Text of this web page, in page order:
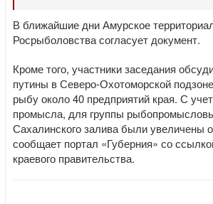
В ближайшие дни Амурское
Росрыболовства согласует документ.
Кроме того, участники заседания
путины в Северо-Охотоморской
рыбу около 40 предприятий края. С
промысла, для группы
Сахалинского залива были увеличены
сообщает портал «Губерния» со
краевого правительства.